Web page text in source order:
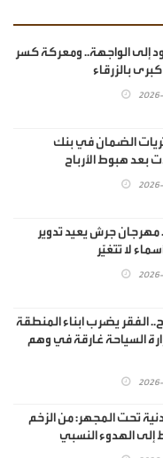
إلى الواجهة.. ومعركة كسر
بالزرقاء
الضمان في بنك
بعد هبوط الأرباح
مهرجان جرش يعيد تدوير
لا تتغيّر
الفقر يضرب ابناء المنطقة
السياحة غارقة في وهم
تحت المجهر: من الزخم
إلى الهدوء النسبي